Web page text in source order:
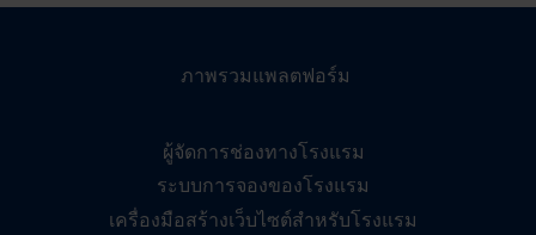
ภาพรวมแพลตฟอร์ม
ผู้จัดการช่องทางโรงแรม
ระบบการจองของโรงแรม
เครื่องมือสร้างเว็บไซต์สำหรับโรงแรม